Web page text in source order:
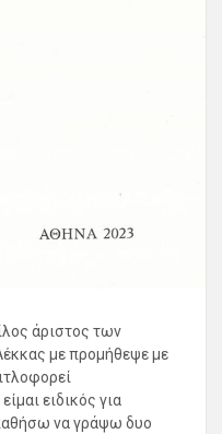
άριστος των
με προμήθεψε με
ειδικός για
να γράψω δυο